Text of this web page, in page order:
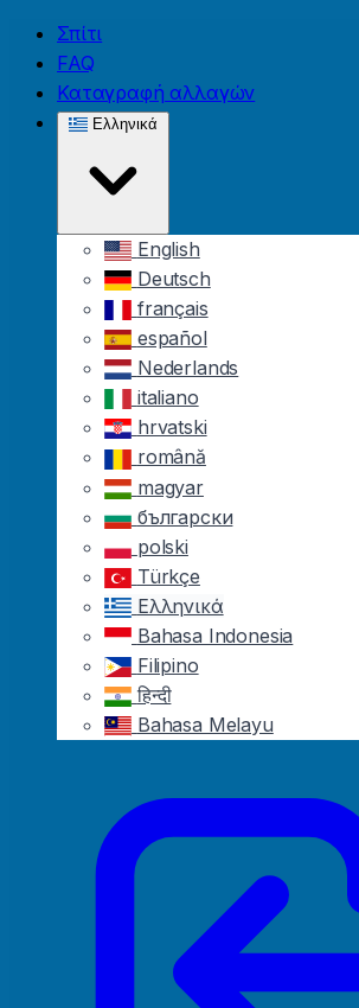
Skip to main content
Σπίτι
FAQ
Καταγραφή αλλαγών
Ελληνικά
English
Deutsch
français
español
Nederlands
italiano
hrvatski
română
magyar
български
polski
Türkçe
Ελληνικά
Bahasa Indonesia
Filipino
हिन्दी
Bahasa Melayu